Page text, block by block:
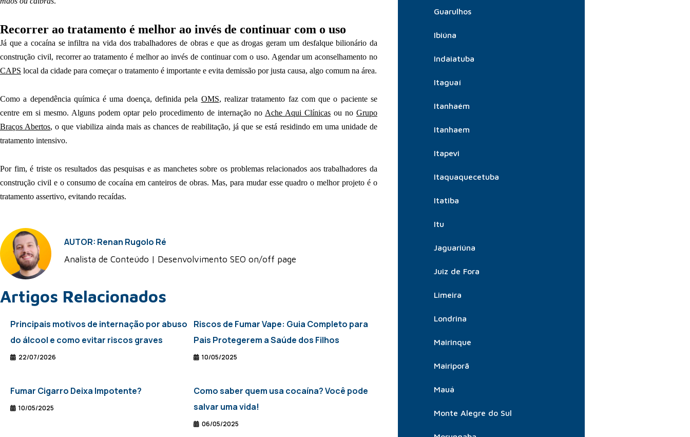
Recorrer ao tratamento é melhor ao invés de continuar com o uso
Já que a cocaína se infiltra na vida dos trabalhadores de obras e que as drogas geram um desfalque bilionário da
construção civil, recorrer ao tratamento é melhor ao invés de continuar com o uso. Agendar um aconselhamento no
CAPS local da cidade para começar o tratamento é importante e evita demissão por justa causa, algo comum na área.
Como a dependência química é uma doença, definida pela OMS, realizar tratamento faz com que o paciente se
centre em si mesmo. Alguns podem optar pelo procedimento de internação no Ache Aqui Clínicas ou no Grupo
Braços Abertos, o que viabiliza ainda mais as chances de reabilitação, já que se está residindo em uma unidade de
tratamento intensivo.
Por fim, é triste os resultados das pesquisas e as manchetes sobre os problemas relacionados aos trabalhadores da
construção civil e o consumo de cocaína em canteiros de obras. Mas, para mudar esse quadro o melhor projeto é o
tratamento assertivo, evitando recaídas.
AUTOR: Renan Rugolo Ré
Analista de Conteúdo | Desenvolvimento SEO on/off page
Artigos Relacionados
Principais motivos de internação por abuso
do álcool e como evitar riscos graves
22/07/2026
Riscos de Fumar Vape: Guia Completo para
Pais Protegerem a Saúde dos Filhos
10/05/2025
Fumar Cigarro Deixa Impotente?
10/05/2025
Como saber quem usa cocaína? Você pode
salvar uma vida!
06/05/2025
Guarulhos
Ibiúna
Indaiatuba
Itaguaí
Itanhaém
Itanhaem
Itapevi
Itaquaquecetuba
Itatiba
Itu
Jaguariúna
Juiz de Fora
Limeira
Londrina
Mairinque
Mairiporã
Mauá
Monte Alegre do Sul